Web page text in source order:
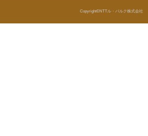
Copyright©NTTル・パルク株式会社